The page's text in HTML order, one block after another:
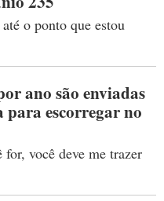
o ponto que estou
ano são enviadas
para escorregar no
você deve me trazer